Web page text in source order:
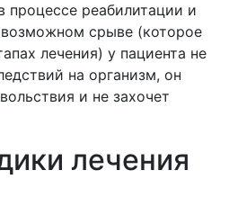
процессе реабилитации и
срыве (которое
лечения) у пациента не
на организм, он
и не захочет
лечения